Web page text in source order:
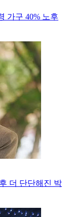
가구 40% 노후
더 단단해진 박